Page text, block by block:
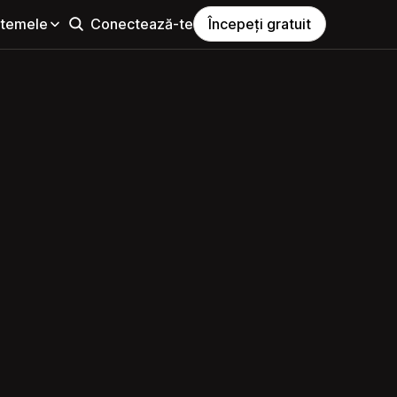
Conectează-te Începeți gratuit